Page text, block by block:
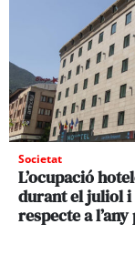
Societat
L’ocupació
durant el juliol
respecte a l’any